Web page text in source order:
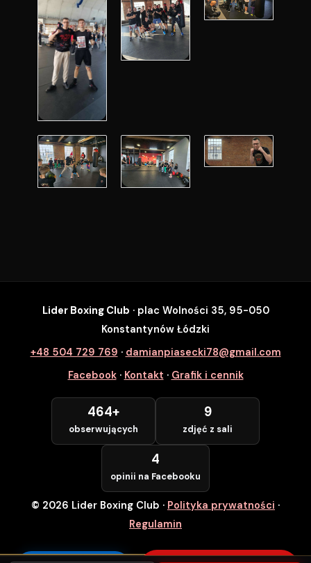
SZYBKI ZAPIS
Zapisz się na wybrane zajęcia
Numer Telefonu *
POTWIERDZAM — WCHODZĘ ZA
DARMO
Lider Boxing Club · plac Wolności 35, 95-050
Konstantynów Łódzki
+48 504 729 769 · damianpiasecki78@gmail.com
Facebook· Kontakt · Grafik i cennik
464+
obserwujących
9
zdjęć z sali
4
opinii na Facebooku
© 2026 Lider Boxing Club · Polityka prywatności ·
Regulamin